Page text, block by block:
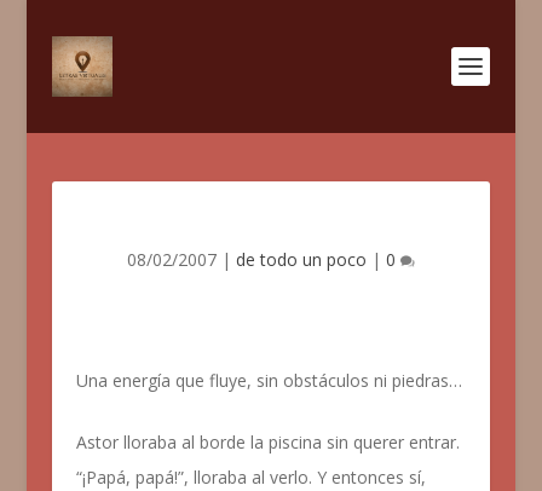
08/02/2007| de todo un poco | 0
Una energía que fluye, sin obstáculos ni piedras…
Astor lloraba al borde la piscina sin querer entrar.
“¡Papá, papá!”, lloraba al verlo. Y entonces sí,